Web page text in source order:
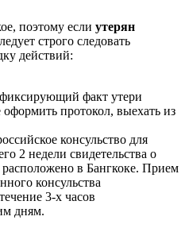
поэтому если утерян
строго следовать
действий:
фиксирующий факт утери
оформить протокол, выехать из
консульство для
2 недели свидетельства о
в Бангкоке. Прием
консульства
3-х часов
дням.